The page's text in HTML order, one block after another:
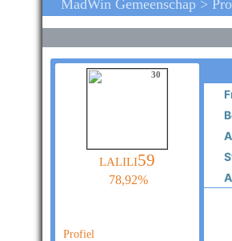
MadWin Gemeenschap >
30
lalili59
78,92%
Profiel